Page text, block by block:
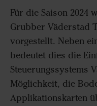
Für die Saison 2024
Grubber Väderstad
vorgestellt. Neben
bedeutet dies die
Steuerungssystems
Möglichkeit, die
Applikationskarten